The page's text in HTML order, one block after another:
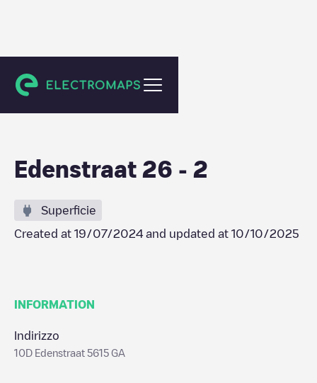
Eindhoven
Edenstraat 26 - 2
Superficie
Created at 19/07/2024 and updated at 10/10/2025
INFORMATION
Indirizzo
10D Edenstraat 5615 GA